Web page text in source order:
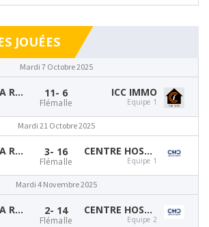
JOUÉES
Mardi 7 Octobre 2025
CAFÉTÉRIA RTC FLÉMALLE 11- 6
Flémalle
ICC IMMO
Equipe 1
Mardi 21 Octobre 2025
CAFÉTÉRIA RTC FLÉMALLE 3- 16
Flémalle
CENTRE HOSPITALIER CHRÉTIEN
Equipe 1
Mardi 4 Novembre 2025
CAFÉTÉRIA RTC FLÉMALLE 2- 14
Flémalle
CENTRE HOSPITALIER CHRÉTIEN
Equipe 2